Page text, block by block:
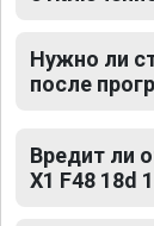
Нужно ли
после
Вредит ли
X1 F48 18d